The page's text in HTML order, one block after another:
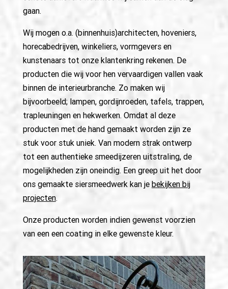
gaan.
Wij mogen o.a. (binnenhuis)architecten, hoveniers,
horecabedrijven, winkeliers, vormgevers en
kunstenaars tot onze klantenkring rekenen. De
producten die wij voor hen vervaardigen vallen vaak
binnen de interieurbranche. Zo maken wij
bijvoorbeeld; lampen, gordijnroeden, tafels, trappen,
trapleuningen en hekwerken. Omdat al deze
producten met de hand gemaakt worden zijn ze
stuk voor stuk uniek. Van modern strak ontwerp
tot een authentieke smeedijzeren uitstraling, de
mogelijkheden zijn oneindig. Een greep uit het door
ons gemaakte siersmeedwerk kan je bekijken bij
projecten.
Onze producten worden indien gewenst voorzien
van een een coating in elke gewenste kleur.